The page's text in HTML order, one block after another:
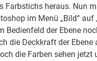
Farbstichs heraus. Nun
im Menü „Bild“ auf
Bedienfeld der Ebene
die Deckkraft der
die Farben sehen